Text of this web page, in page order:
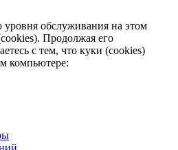
уровня обслуживания на этом
Продолжая его
с тем, что куки (cookies)
компьютере: